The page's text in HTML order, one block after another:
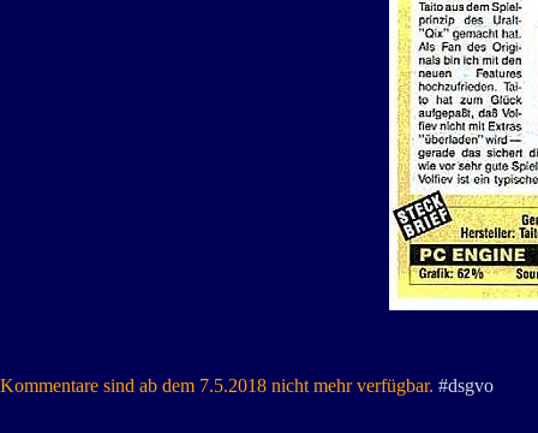
Kommentare sind ab dem 7.5.2018 nicht mehr verfügbar. #dsgvo